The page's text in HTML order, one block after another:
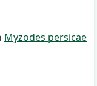
Myzodes persicae